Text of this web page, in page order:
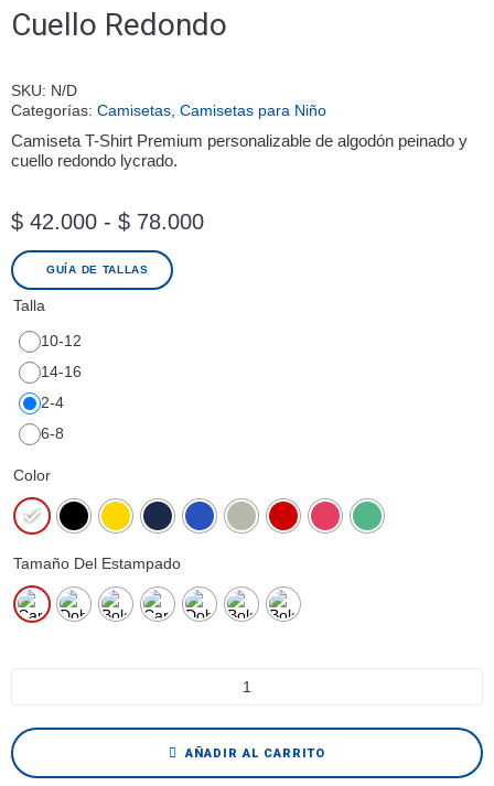
Cuello Redondo
SKU: N/D
Categorías: Camisetas Camisetas para Niño
Camiseta T-Shirt Premium personalizable de algodón peinado y
cuello redondo lycrado.
$ 42.000 - $ 78.000
GUÍA DE TALLAS
Talla
10-12
14-16
2-4
6-8
Color
Tamaño Del Estampado
AÑADIR AL CARRITO